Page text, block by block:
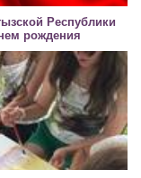
Республики
рождения